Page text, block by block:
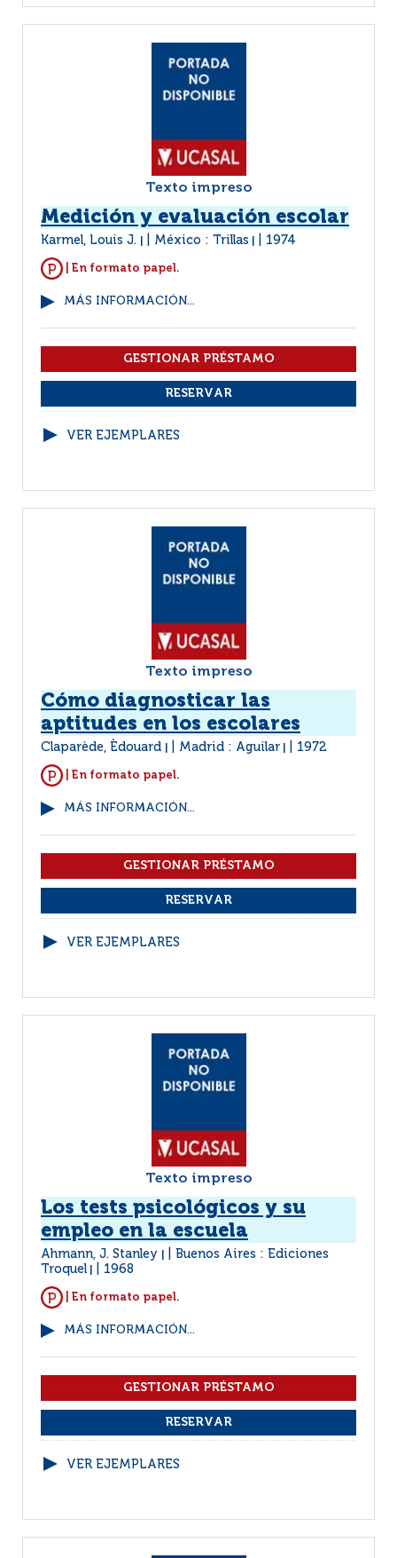
Texto impreso
Medición y evaluación escolar
Karmel, Louis J. México : Trillas 1974
| En formato papel.
MÁS INFORMACIÓN...
VER EJEMPLARES
Texto impreso
Cómo diagnosticar las
aptitudes en los escolares
Claparède, Èdouard Madrid : Aguilar 1972
| En formato papel.
MÁS INFORMACIÓN...
VER EJEMPLARES
Texto impreso
Los tests psicológicos y su
empleo en la escuela
Ahmann, J. Stanley
Buenos Aires : Ediciones
Troquel
1968
| En formato papel.
MÁS INFORMACIÓN...
VER EJEMPLARES